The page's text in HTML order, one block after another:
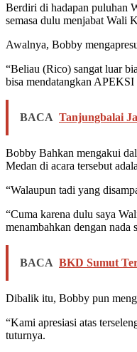
Berdiri di hadapan puluhan
semasa dulu menjabat Wali
Awalnya, Bobby
“Beliau (Rico) sangat luar
bisa mendatangkan
BACA Tanjungbalai
Bobby Bahkan mengakui
Medan di acara tersebut
“Walaupun tadi yang
“Cuma karena dulu saya
menambahkan dengan nada
BACA BKD Sumut
Dibalik itu, Bobby pun
“Kami apresiasi atas
tuturnya.